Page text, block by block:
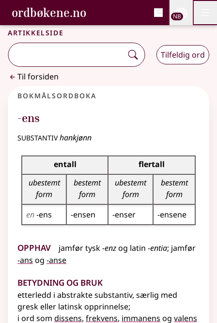
Gå til hovedinnhold
Tilgjengelighet
ordbøkene.no, Bokmålsordboka og
Bokmålsordboka og Nynorskordboka
NB
Artikkelside
Tilfeldig ord
Til forsiden
Bokmålsordboka
-ens
substantivhankjønn
Bøyingstabell for dette substantivet
entall
flertall
ubestemt
form
bestemt
form
ubestemt
form
bestemt
form
en-ens -ensen -enser -ensene
Opphav jamførtysk-enzog latin -entia; jamfør
-ans og -anse
Betydning og bruk
etterledd i abstraktesubstantiv, særlig med
greskeller latinsk opprinnelse;
i ord som dissens, frekvens, immanens og valens